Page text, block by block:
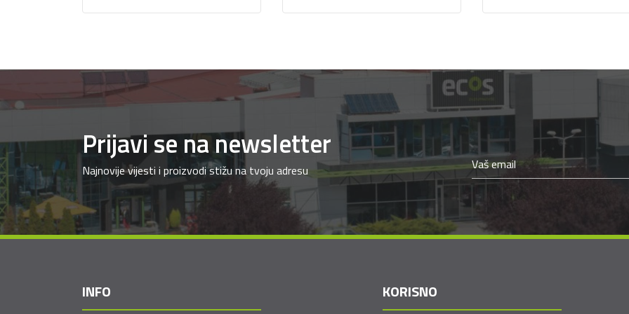
Prijavi se na newsletter
Najnovije vijesti i proizvodi stižu na tvoju adresu
INFO KORISNO